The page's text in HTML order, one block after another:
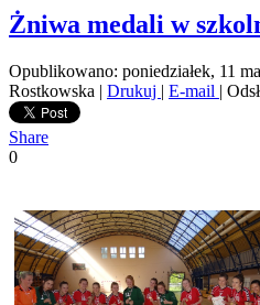
Żniwa medali w
Opublikowano: poniedziałek, 11
Rostkowska | Drukuj | E-mail |
Share
0